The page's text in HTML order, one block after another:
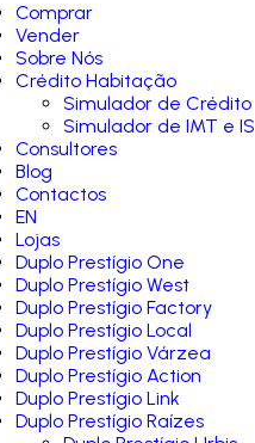
Comprar
Vender
Sobre Nós
Crédito Habitação
Simulador de Crédito
Simulador de IMT e IS
Consultores
Blog
Contactos
EN
Lojas
Duplo Prestígio One
Duplo Prestígio West
Duplo Prestígio Factory
Duplo Prestígio Local
Duplo Prestígio Várzea
Duplo Prestígio Action
Duplo Prestígio Link
Duplo Prestígio Raízes